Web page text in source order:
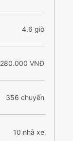
4.6 giờ
280.000 VNĐ
356 chuyến
10 nhà xe